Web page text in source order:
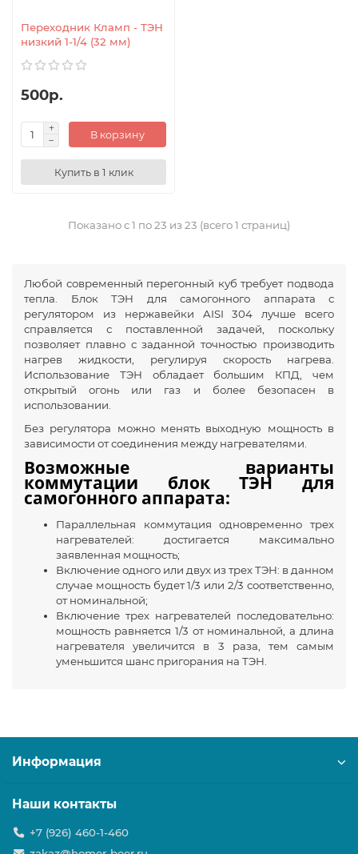
Переходник Кламп - ТЭН
низкий 1-1/4 (32 мм)
500р.
В корзину
Купить в 1 клик
Показано с 1 по 23 из 23 (всего 1 страниц)
Любой современный перегонный куб требует подвода
тепла. Блок ТЭН для самогонного аппарата с
регулятором из нержавейки AISI 304 лучше всего
справляется с поставленной задачей, поскольку
позволяет плавно с заданной точностью производить
нагрев жидкости, регулируя скорость нагрева.
Использование ТЭН обладает большим КПД, чем
открытый огонь или газ и более безопасен в
использовании.
Без регулятора можно менять выходную мощность в
зависимости от соединения между нагревателями.
Возможные варианты
коммутации блок ТЭН для
самогонного аппарата:
Параллельная коммутация одновременно трех
нагревателей: достигается максимально
заявленная мощность;
Включение одного или двух из трех ТЭН: в данном
случае мощность будет 1/3 или 2/3 соответственно,
от номинальной;
Включение трех нагревателей последовательно:
мощность равняется 1/3 от номинальной, а длина
нагревателя увеличится в 3 раза, тем самым
уменьшится шанс пригорания на ТЭН.
Информация
Наши контакты
+7 (926) 460-1-460